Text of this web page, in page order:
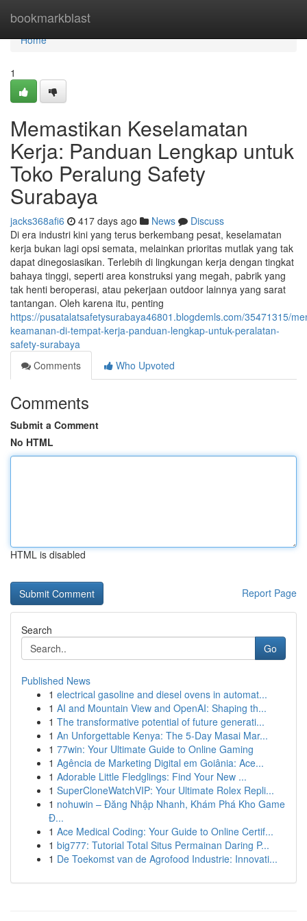
bookmarkblast
Home
Home
1
Memastikan Keselamatan
Kerja: Panduan Lengkap untuk
Toko Peralung Safety
Surabaya
jacks368afi6 417 days ago News
Discuss
Di era industri kini yang terus berkembang pesat, keselamatan
kerja bukan lagi opsi semata, melainkan prioritas mutlak yang tak
dapat dinegosiasikan. Terlebih di lingkungan kerja dengan tingkat
bahaya tinggi, seperti area konstruksi yang megah, pabrik yang
tak henti beroperasi, atau pekerjaan outdoor lainnya yang sarat
tantangan. Oleh karena itu, penting
https://pusatalatsafetysurabaya46801.blogdemls.com/35471315/
keamanan-di-tempat-kerja-panduan-lengkap-untuk-peralatan-
safety-surabaya
Comments
Who Upvoted
Comments
Submit a Comment
No HTML
HTML is disabled
Report Page
Search
Go
Published News
1 electrical gasoline and diesel ovens in automat...
1 AI and Mountain View and OpenAI: Shaping th...
1 The transformative potential of future generati...
1 An Unforgettable Kenya: The 5-Day Masai Mar...
1 77win: Your Ultimate Guide to Online Gaming
1 Agência de Marketing Digital em Goiânia: Ace...
1 Adorable Little Fledglings: Find Your New ...
1 SuperCloneWatchVIP: Your Ultimate Rolex Repli...
1 nohuwin – Đăng Nhập Nhanh, Khám Phá Kho Game
Đ...
1 Ace Medical Coding: Your Guide to Online Certif...
1 big777: Tutorial Total Situs Permainan Daring P...
1 De Toekomst van de Agrofood Industrie: Innovati...